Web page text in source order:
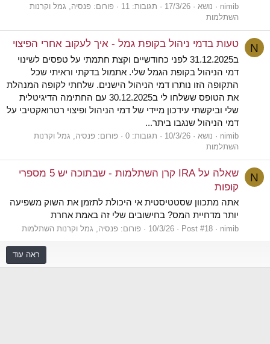
nimib נושא 17/3/26 תגובות: 11 פורום: פנסיה, גמל וקרנות
השתלמות
N טעות בדמי ניהול בקופת גמל - איך לעקוב אחרי הפיצוי
ב31.12.2025 לפני כחודשיים וקצת חתמתי על טפסים לשינוי
דמי הניהול בקופת הגמל שלי. אתמול בדקתי וראיתי שכל
התקופה הזו נותרו דמי הניהול הישנים. שלחתי לקופה המנהלת
את הטופס ששלחו לי ב30.12.2025 עם החתימה הדיגיטלית
שלי וביקשתי עידכון מיידי של דמי הניהול ופיצוי רטרואקטיבי על
דמי הניהול שנגבו ביתר...
nimib נושא 10/3/26 תגובות: 0 פורום: פנסיה, גמל וקרנות
השתלמות
N
שאלה על IRA קרן השתלמות - שבתוכה יש 5 מספרי
קופות
אתה מתכוון שסטטיסטית אי היכולת לתזמן את השוק משפיעה
יותר מדחיית המס? בחישובים שלי זה באמת אחרת
nimib
Post #18
10/3/26 פורום: פנסיה, גמל וקרנות השתלמות
ראה עוד